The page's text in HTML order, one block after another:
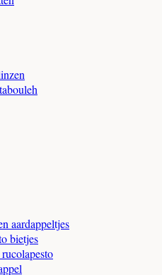
aardappeltjes
bietjes